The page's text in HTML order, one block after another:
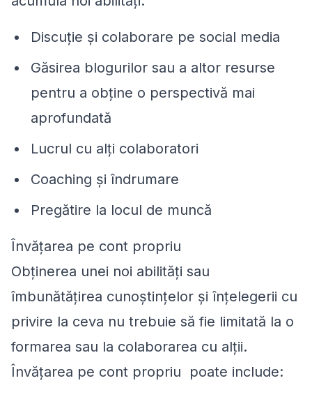
Discuție și colaborare pe social media
Găsirea blogurilor sau a altor resurse
pentru a obține o perspectivă mai
aprofundată
Lucrul cu alți colaboratori
Coaching și îndrumare
Pregătire la locul de muncă
Învățarea pe cont propriu
Obținerea unei noi abilități sau
îmbunătățirea cunoștințelor și înțelegerii cu
privire la ceva nu trebuie să fie limitată la o
formarea sau la colaborarea cu alții.
Învățarea pe cont propriu poate include: